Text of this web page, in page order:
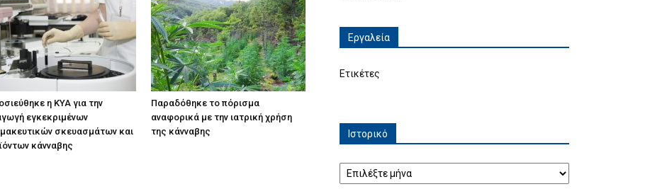
η ΚΥΑ για την
εγκεκριμένων
σκευασμάτων και
κάνναβης
Παραδόθηκε το πόρισμα
αναφορικά με την ιατρική χρήση
της κάνναβης
Εργαλεία
Ετικέτες
Ιστορικό